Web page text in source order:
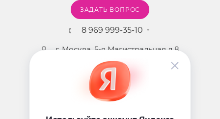
ЗАДАТЬ ВОПРОС
8 969 999-35-10
г. Москва, 5-я Магистральная д.8